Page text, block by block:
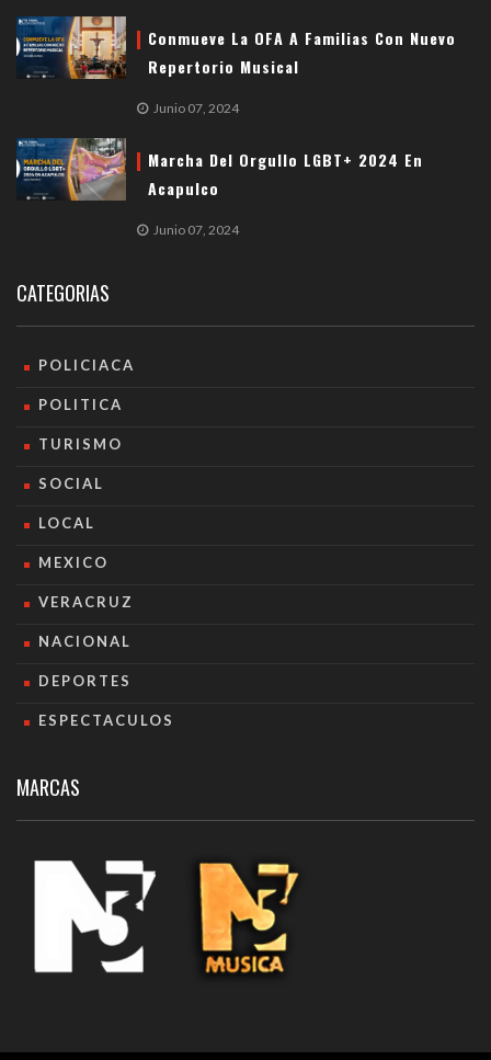
Conmueve La OFA A Familias Con Nuevo
Repertorio Musical
Junio 07, 2024
Marcha Del Orgullo LGBT+ 2024 En
Acapulco
Junio 07, 2024
CATEGORIAS
POLICIACA
POLITICA
TURISMO
SOCIAL
LOCAL
MEXICO
VERACRUZ
NACIONAL
DEPORTES
ESPECTACULOS
MARCAS